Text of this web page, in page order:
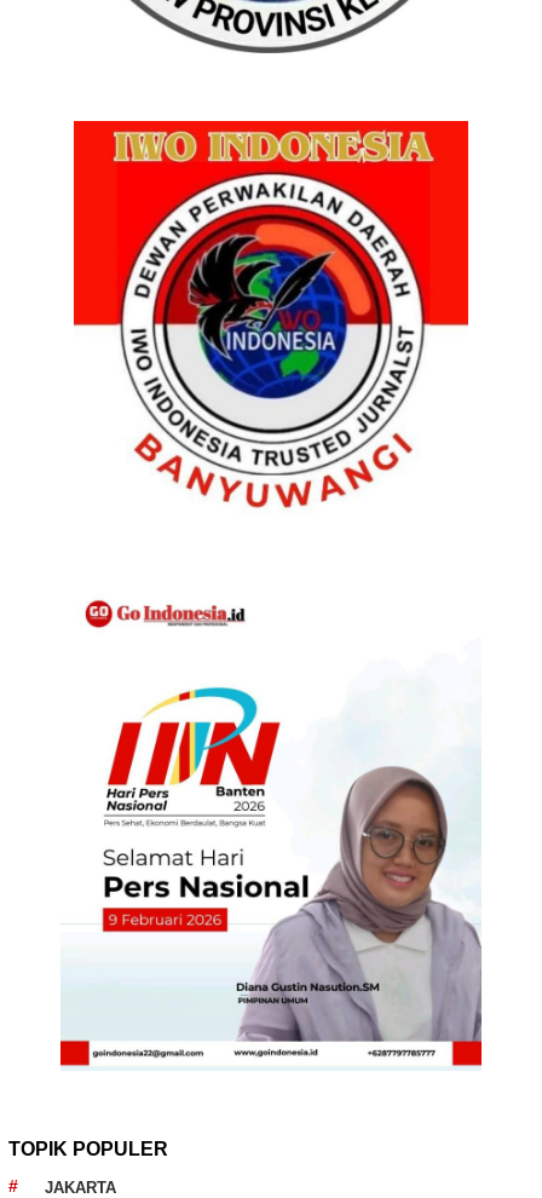
TOPIK POPULER
JAKARTA